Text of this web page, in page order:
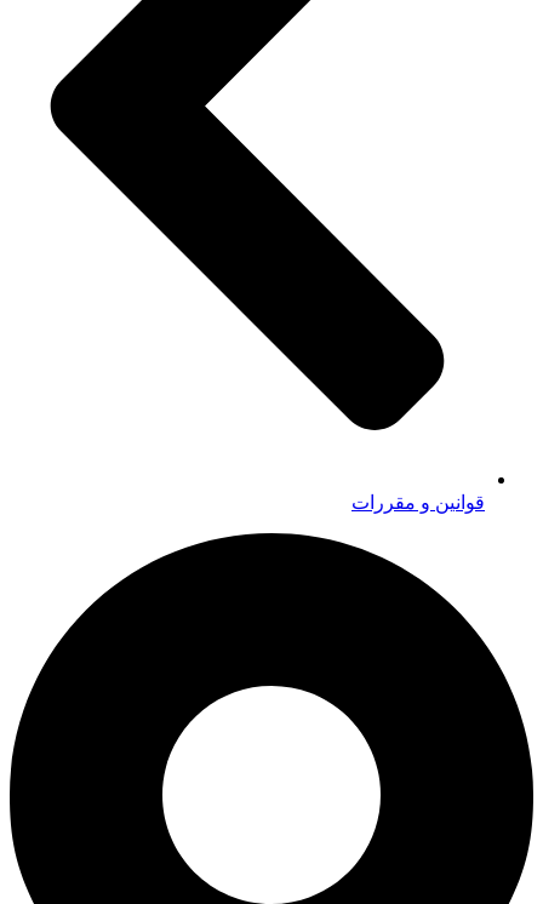
قوانین و مقررات